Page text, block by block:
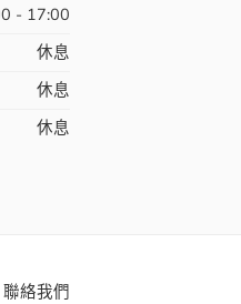
- 17:00
休息
休息
休息
聯絡我們